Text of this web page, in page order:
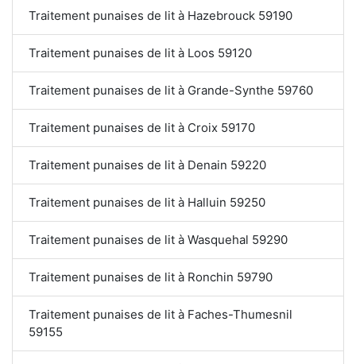
Traitement punaises de lit à Hazebrouck 59190
Traitement punaises de lit à Loos 59120
Traitement punaises de lit à Grande-Synthe 59760
Traitement punaises de lit à Croix 59170
Traitement punaises de lit à Denain 59220
Traitement punaises de lit à Halluin 59250
Traitement punaises de lit à Wasquehal 59290
Traitement punaises de lit à Ronchin 59790
Traitement punaises de lit à Faches-Thumesnil
59155